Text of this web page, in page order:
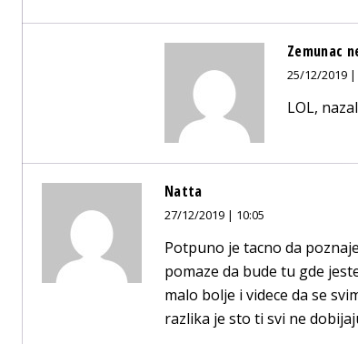
Zemunac
25/12/2019 |
LOL,
Natta
27/12/2019 | 10:05
Potpuno je tacno da
pomaze da bude tu gde
malo bolje i videce da se
razlika je sto ti svi ne